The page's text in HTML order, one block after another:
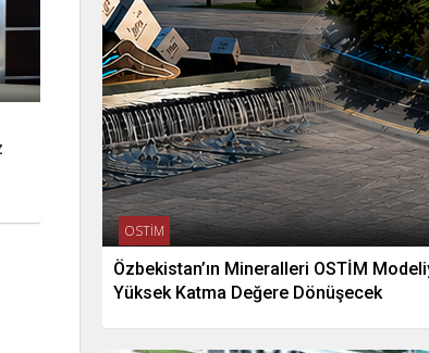
OSTİM
Özbekistan’ın Mineralleri OSTİM
Yüksek Katma Değere Dönüşecek